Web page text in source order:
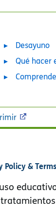
Desayuno
Qué hacer
Policy &